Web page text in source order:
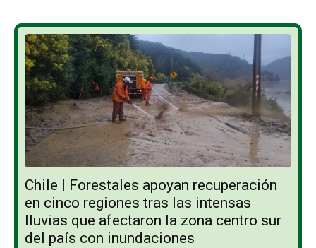
Chile | Forestales apoyan recuperación
en cinco regiones tras las intensas
lluvias que afectaron la zona centro sur
del país con inundaciones